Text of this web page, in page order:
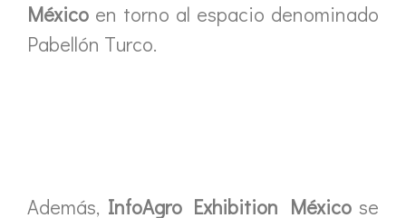
México en torno al espacio denominado
Pabellón Turco.
Además, InfoAgro Exhibition Méxicose